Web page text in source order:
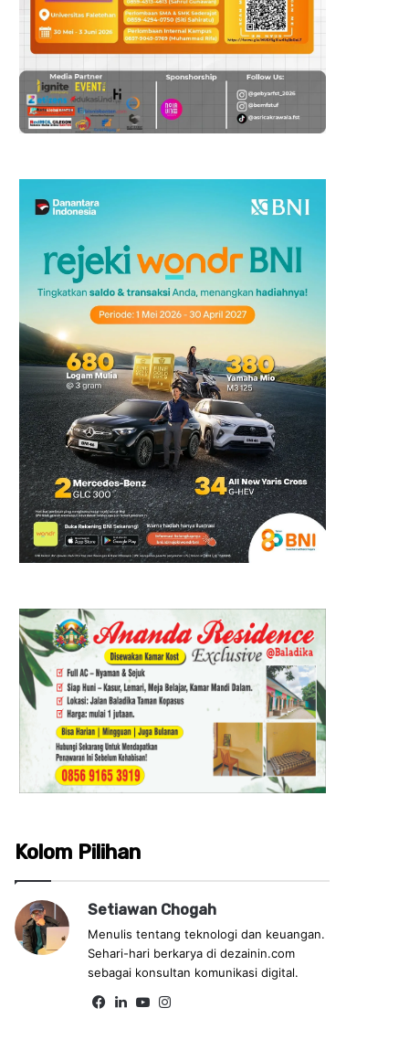
Kolom Pilihan
Setiawan Chogah
Menulis tentang teknologi dan keuangan.
Sehari-hari berkarya di dezainin.com
sebagai konsultan komunikasi digital.
Fa Lin Yo